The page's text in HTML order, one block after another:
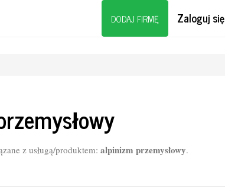
DODAJ FIRMĘ Zaloguj się
z usługą/produktem: alpinizm przemysłowy.